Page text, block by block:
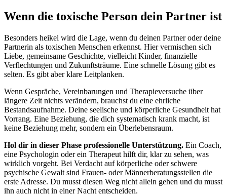
Wenn die toxische Person dein Partner ist
Besonders heikel wird die Lage, wenn du deinen Partner oder deine
Partnerin als toxischen Menschen erkennst. Hier vermischen sich
Liebe, gemeinsame Geschichte, vielleicht Kinder, finanzielle
Verflechtungen und Zukunftsträume. Eine schnelle Lösung gibt es
selten. Es gibt aber klare Leitplanken.
Wenn Gespräche, Vereinbarungen und Therapieversuche über
längere Zeit nichts verändern, brauchst du eine ehrliche
Bestandsaufnahme. Deine seelische und körperliche Gesundheit hat
Vorrang. Eine Beziehung, die dich systematisch krank macht, ist
keine Beziehung mehr, sondern ein Überlebensraum.
Hol dir in dieser Phase professionelle Unterstützung. Ein Coach,
eine Psychologin oder ein Therapeut hilft dir, klar zu sehen, was
wirklich vorgeht. Bei Verdacht auf körperliche oder schwere
psychische Gewalt sind Frauen- oder Männerberatungsstellen die
erste Adresse. Du musst diesen Weg nicht allein gehen und du musst
ihn auch nicht in einer Nacht entscheiden.